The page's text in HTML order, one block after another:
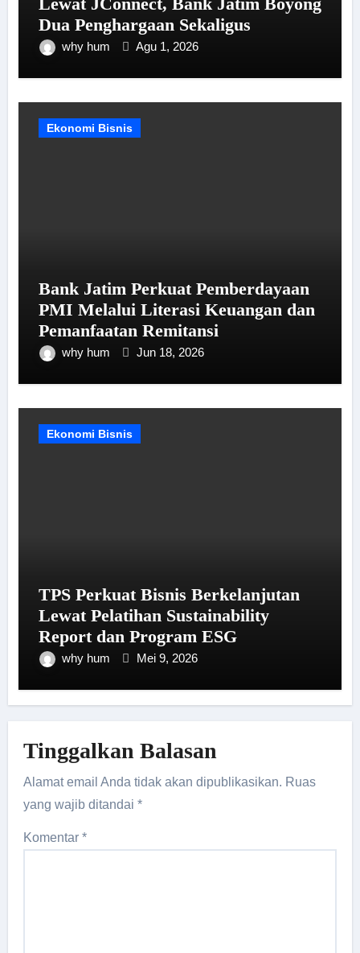
Dua Penghargaan Sekaligus
why hum Agu 1, 2026
Ekonomi Bisnis
Bank Jatim Perkuat Pemberdayaan
PMI Melalui Literasi Keuangan dan
Pemanfaatan Remitansi
why hum Jun 18, 2026
Ekonomi Bisnis
TPS Perkuat Bisnis Berkelanjutan
Lewat Pelatihan Sustainability
Report dan Program ESG
why hum Mei 9, 2026
Tinggalkan Balasan
Alamat email Anda tidak akan dipublikasikan. Ruas
yang wajib ditandai*
Komentar*